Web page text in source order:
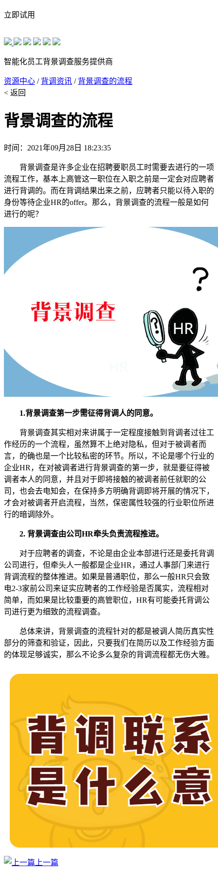
立即试用
智能化员工背景调查服务提供商
资源中心 / 背调资讯 / 背景调查的流程
< 返回
背景调查的流程
时间：2021年09月28日 18:23:35
背景调查是许多企业在招聘要职员工时需要去进行的一项
流程工作，基本上高管这一职位在入职之前是一定会对应聘者
进行背调的。而在背调结果出来之前，应聘者只能以待入职的
身份等待企业HR的offer。那么，背景调查的流程一般是如何
进行的呢？
1.背景调查第一步需征得背调人的同意。
背景调查其实相对来讲属于一定程度接触到背调者过往工
作经历的一个流程，虽然算不上绝对隐私，但对于被调者而
言，的确也是一个比较私密的环节。所以，不论是哪个行业的
企业HR，在对被调者进行背景调查的第一步，就是要征得被
调者本人的同意，并且对于即将接触的被调者前任就职的公
司，也会去电知会，在保持多方明确背调即将开展的情况下，
才会对被调者开启流程，当然，保密属性较强的行业职位所进
行的暗调除外。
2. 背景调查由公司HR牵头负责流程推进。
对于应聘者的调查，不论是由企业本部进行还是委托背调
公司进行，但牵头人一般都是企业HR，通过人事部门来进行
背调流程的整体推进。如果是普通职位，那么一般HR只会致
电2-3家前公司来证实应聘者的工作经验是否属实，流程相对
简单，而如果是比较重要的高管职位，HR有可能委托背调公
司进行更为细致的流程调查。
总体来讲，背景调查的流程针对的都是被调人简历真实性
部分的筛查和验证，因此，只要我们在简历以及工作经验方面
的体现足够诚实，那么不论多么复杂的背调流程都无伤大雅。
上一篇